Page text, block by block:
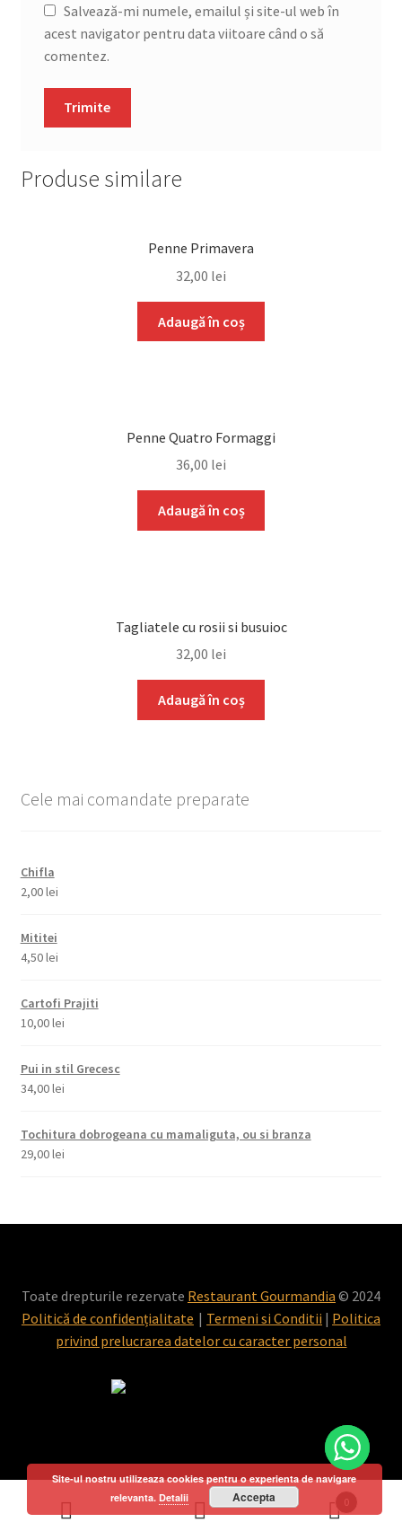
Salvează-mi numele, emailul și site-ul web în
acest navigator pentru data viitoare când o să
comentez.
Produse similare
Penne Primavera
32,00 lei
Adaugă în coș
Penne Quatro Formaggi
36,00 lei
Adaugă în coș
Tagliatele cu rosii si busuioc
32,00 lei
Adaugă în coș
Cele mai comandate preparate
Chifla
2,00lei
Mititei
4,50lei
Cartofi Prajiti
10,00lei
Pui in stil Grecesc
34,00lei
Tochitura dobrogeana cu mamaliguta, ou si branza
29,00lei
Toate drepturile rezervate Restaurant Gourmandia © 2024
Politică de confidențialitate
Termeni si Conditii | Politica
privind prelucrarea datelor cu caracter personal
0
Site-ul nostru utilizeaza cookies pentru o experienta de navigare
relevanta. Detalii Accepta